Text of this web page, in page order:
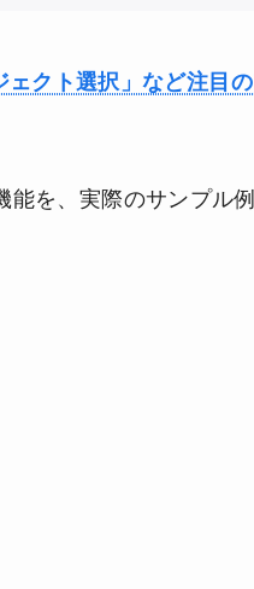
クト選択」など注目
を、実際のサンプル